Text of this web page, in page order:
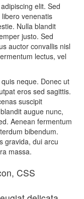
elit. Sed
venenatis
Nulla blandit
justo. Sed
auctor convallis nisl
lectus, vel
neque. Donec ut
eros sed sagittis.
suscipit
augue nunc,
Aenean fermentum
bibendum.
gravida, dui arcu
massa.
CSS